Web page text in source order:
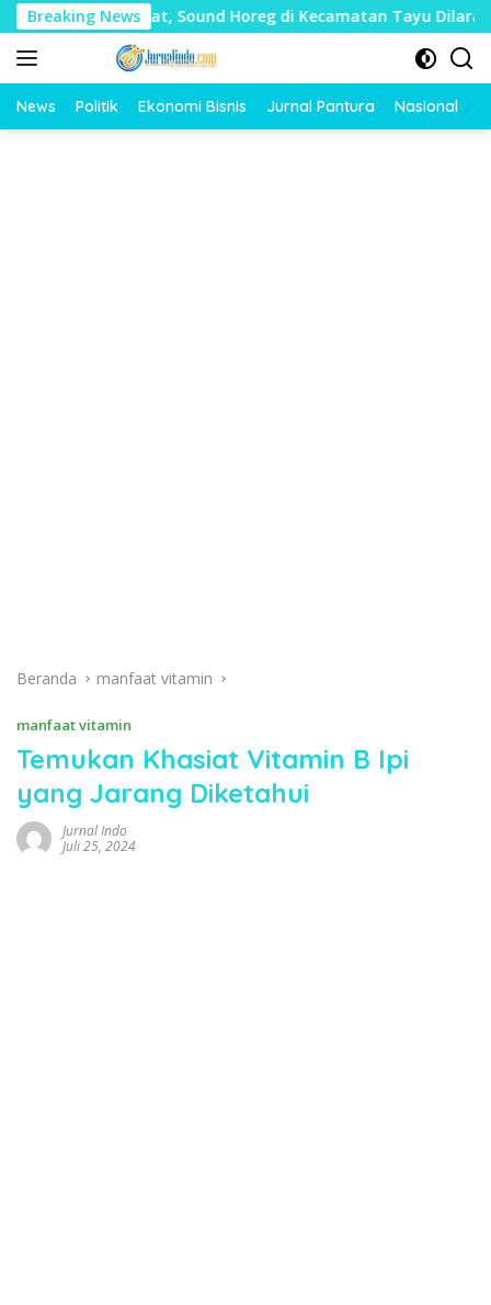
Langsung
ke
konten
Breaking News
Sound Horeg di Kecamatan Tayu Dilarang
News Politik Ekonomi Bisnis Jurnal Pantura Nasional
Beranda manfaat vitamin
manfaat vitamin
Temukan Khasiat Vitamin B Ipi
yang Jarang Diketahui
Jurnal Indo
Juli 25, 2024